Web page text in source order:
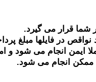
شما قرار می گیرد.
در فایلها
ایمن انجام می شود و
ممکن انجام می شود.